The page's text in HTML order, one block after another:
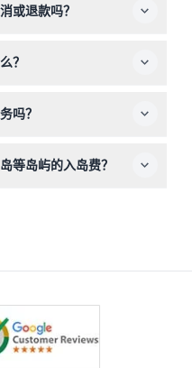
或退款吗？
？
吗？
集合点。
等岛屿的入岛费？